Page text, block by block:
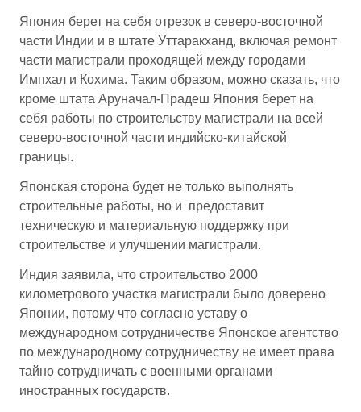
Япония берет на себя отрезок в северо-восточной
части Индии и в штате Уттаракханд, включая ремонт
части магистрали проходящей между городами
Импхал и Кохима. Таким образом, можно сказать, что
кроме штата Аруначал-Прадеш Япония берет на
себя работы по строительству магистрали на всей
северо-восточной части индийско-китайской
границы.
Японская сторона будет не только выполнять
строительные работы, но и предоставит
техническую и материальную поддержку при
строительстве и улучшении магистрали.
Индия заявила, что строительство 2000
километрового участка магистрали было доверено
Японии, потому что согласно уставу о
международном сотрудничестве Японское агентство
по международному сотрудничеству не имеет права
тайно сотрудничать с военными органами
иностранных государств.